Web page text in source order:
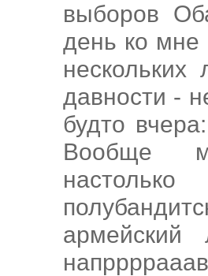
выборов
день ко
нескольких
давности -
будто
Вообще
армейский